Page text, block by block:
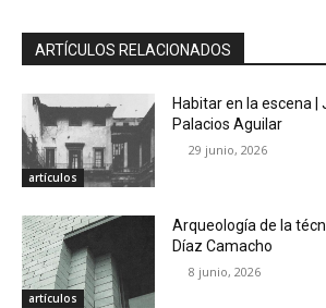
ARTÍCULOS RELACIONADOS
artículos
Habitar en la escena |
Palacios Aguilar
29 junio, 2026
artículos
Arqueología de la
Díaz Camacho
8 junio, 2026